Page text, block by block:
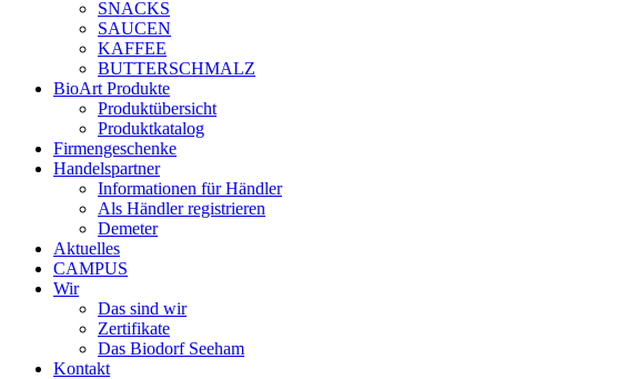
SNACKS
SAUCEN
KAFFEE
BUTTERSCHMALZ
BioArt Produkte
Produktübersicht
Produktkatalog
Firmengeschenke
Handelspartner
Informationen für Händler
Als Händler registrieren
Demeter
Aktuelles
CAMPUS
Wir
Das sind wir
Zertifikate
Das Biodorf Seeham
Kontakt